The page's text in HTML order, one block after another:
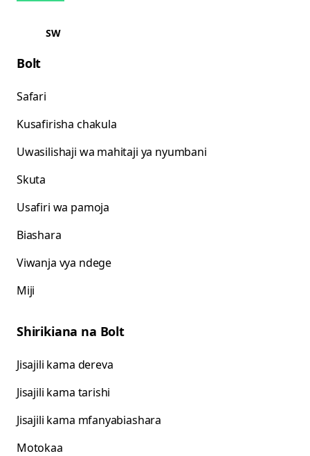
SW
Bolt
Safari
Kusafirisha chakula
Uwasilishaji wa mahitaji ya nyumbani
Skuta
Usafiri wa pamoja
Biashara
Viwanja vya ndege
Miji
Shirikiana na Bolt
Jisajili kama dereva
Jisajili kama tarishi
Jisajili kama mfanyabiashara
Motokaa